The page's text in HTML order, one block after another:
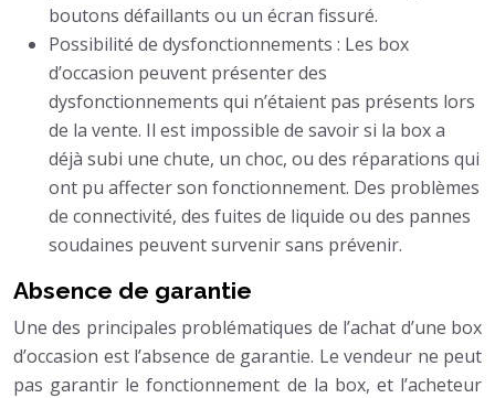
boutons défaillants ou un écran fissuré.
Possibilité de dysfonctionnements : Les box
d’occasion peuvent présenter des
dysfonctionnements qui n’étaient pas présents lors
de la vente. Il est impossible de savoir si la box a
déjà subi une chute, un choc, ou des réparations qui
ont pu affecter son fonctionnement. Des problèmes
de connectivité, des fuites de liquide ou des pannes
soudaines peuvent survenir sans prévenir.
Absence de garantie
Une des principales problématiques de l’achat d’une box
d’occasion est l’absence de garantie. Le vendeur ne peut
pas garantir le fonctionnement de la box, et l’acheteur